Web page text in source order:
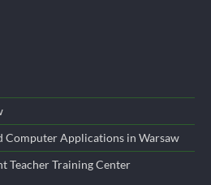
Computer Applications in Warsaw
Teacher Training Center